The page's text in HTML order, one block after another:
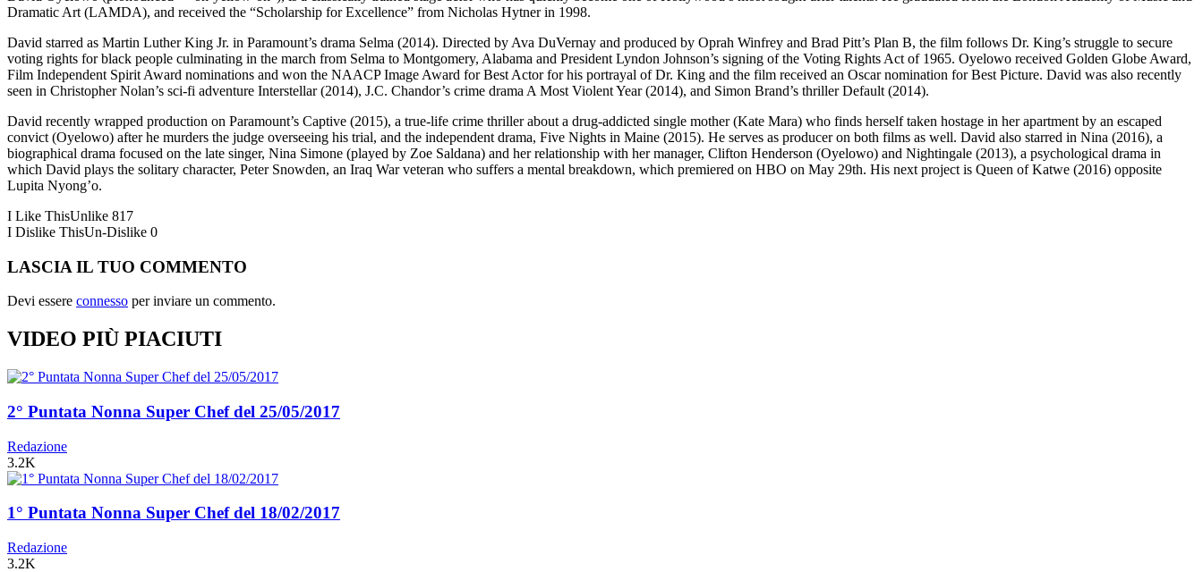
Dramatic Art (LAMDA), and received the “Scholarship for Excellence” from Nicholas Hytner in 1998.
David starred as Martin Luther King Jr. in Paramount’s drama Selma (2014). Directed by Ava DuVernay and produced by Oprah Winfrey and Brad Pitt’s Plan B, the film follows Dr. King’s struggle to secure
voting rights for black people culminating in the march from Selma to Montgomery, Alabama and President Lyndon Johnson’s signing of the Voting Rights Act of 1965. Oyelowo received Golden Globe Award,
Film Independent Spirit Award nominations and won the NAACP Image Award for Best Actor for his portrayal of Dr. King and the film received an Oscar nomination for Best Picture. David was also recently
seen in Christopher Nolan’s sci-fi adventure Interstellar (2014), J.C. Chandor’s crime drama A Most Violent Year (2014), and Simon Brand’s thriller Default (2014).
David recently wrapped production on Paramount’s Captive (2015), a true-life crime thriller about a drug-addicted single mother (Kate Mara) who finds herself taken hostage in her apartment by an escaped
convict (Oyelowo) after he murders the judge overseeing his trial, and the independent drama, Five Nights in Maine (2015). He serves as producer on both films as well. David also starred in Nina (2016), a
biographical drama focused on the late singer, Nina Simone (played by Zoe Saldana) and her relationship with her manager, Clifton Henderson (Oyelowo) and Nightingale (2013), a psychological drama in
which David plays the solitary character, Peter Snowden, an Iraq War veteran who suffers a mental breakdown, which premiered on HBO on May 29th. His next project is Queen of Katwe (2016) opposite
Lupita Nyong’o.
I Like ThisUnlike 817
I Dislike ThisUn-Dislike 0
LASCIA IL TUO COMMENTO
Devi essere connesso per inviare un commento.
VIDEO PIÙ PIACIUTI
2° Puntata Nonna Super Chef del 25/05/2017
Redazione
3.2K
1° Puntata Nonna Super Chef del 18/02/2017
Redazione
3.2K